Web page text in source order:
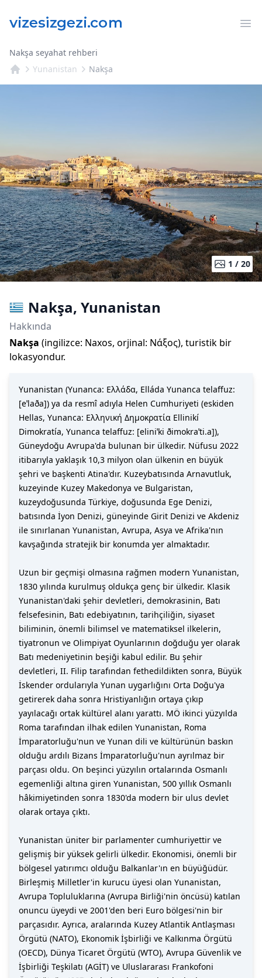
Nakşa seyahat rehberi
Yunanistan
Nakşa
1 / 20
Nakşa, Yunanistan
Hakkında
Nakşa (ingilizce: Naxos, orjinal: Νάξος), turistik bir
lokasyondur.
Yunanistan (Yunanca: Ελλάδα, Elláda Yunanca telaffuz:
[eˈlaða]) ya da resmî adıyla Helen Cumhuriyeti (eskiden
Hellas, Yunanca: Ελληνική Δημοκρατία Ellinikí
Dimokratía, Yunanca telaffuz: [eliniˈki ðimokraˈti.a]),
Güneydoğu Avrupa'da bulunan bir ülkedir. Nüfusu 2022
itibarıyla yaklaşık 10,3 milyon olan ülkenin en büyük
şehri ve başkenti Atina'dır. Kuzeybatısında Arnavutluk,
kuzeyinde Kuzey Makedonya ve Bulgaristan,
kuzeydoğusunda Türkiye, doğusunda Ege Denizi,
batısında İyon Denizi, güneyinde Girit Denizi ve Akdeniz
ile sınırlanan Yunanistan, Avrupa, Asya ve Afrika'nın
kavşağında stratejik bir konumda yer almaktadır.
Uzun bir geçmişi olmasına rağmen modern Yunanistan,
1830 yılında kurulmuş oldukça genç bir ülkedir. Klasik
Yunanistan'daki şehir devletleri, demokrasinin, Batı
felsefesinin, Batı edebiyatının, tarihçiliğin, siyaset
biliminin, önemli bilimsel ve matematiksel ilkelerin,
tiyatronun ve Olimpiyat Oyunlarının doğduğu yer olarak
Batı medeniyetinin beşiği kabul edilir. Bu şehir
devletleri, II. Filip tarafından fethedildikten sonra, Büyük
İskender ordularıyla Yunan uygarlığını Orta Doğu'ya
getirerek daha sonra Hristiyanlığın ortaya çıkıp
yayılacağı ortak kültürel alanı yarattı. MÖ ikinci yüzyılda
Roma tarafından ilhak edilen Yunanistan, Roma
İmparatorluğu'nun ve Yunan dili ve kültürünün baskın
olduğu ardılı Bizans İmparatorluğu'nun ayrılmaz bir
parçası oldu. On beşinci yüzyılın ortalarında Osmanlı
egemenliği altına giren Yunanistan, 500 yıllık Osmanlı
hâkimiyetinden sonra 1830'da modern bir ulus devlet
olarak ortaya çıktı.
Yunanistan üniter bir parlamenter cumhuriyettir ve
gelişmiş bir yüksek gelirli ülkedir. Ekonomisi, önemli bir
bölgesel yatırımcı olduğu Balkanlar'ın en büyüğüdür.
Birleşmiş Milletler'in kurucu üyesi olan Yunanistan,
Avrupa Topluluklarına (Avrupa Birliği'nin öncüsü) katılan
onuncu üyeydi ve 2001'den beri Euro bölgesi'nin bir
parçasıdır. Ayrıca, aralarında Kuzey Atlantik Antlaşması
Örgütü (NATO), Ekonomik İşbirliği ve Kalkınma Örgütü
(OECD), Dünya Ticaret Örgütü (WTO), Avrupa Güvenlik ve
İşbirliği Teşkilatı (AGİT) ve Uluslararası Frankofoni